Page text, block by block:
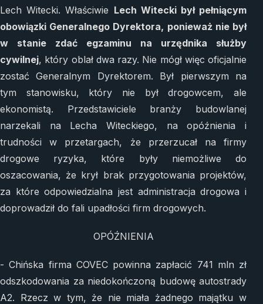
Lech Witecki. Właściwie Lech Witecki był pełniącym
obowiązki Generalnego Dyrektora, ponieważ nie był
w stanie zdać egzaminu na urzędnika służby
cywilnej, który oblał dwa razy. Nie mógł więc oficjalnie
zostać Generalnym Dyrektorem. Był pierwszym na
tym stanowisku, który nie był drogowcem, ale
ekonomistą. Przedstawiciele branży budowlanej
narzekali na Lecha Witeckiego, na opóźnienia i
trudności w przetargach, że przerzucał na firmy
drogowe ryzyka, które były niemożliwe do
oszacowania, że krył brak przygotowania projektów,
za które odpowiedzialna jest administracja drogowa i
doprowadził do fali upadłości firm drogowych.
OPÓŹNIENIA
- Chińska firma COVEC powinna zapłacić 741 mln zł
odszkodowania za niedokończoną budowę autostrady
A2. Rzecz w tym, że nie miała żadnego majątku w